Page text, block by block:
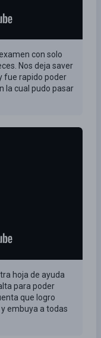
con solo
Nos deja saver
fue rapido poder
la cual pudo pasar
hoja de ayuda
para poder
que logro
embuya a todas